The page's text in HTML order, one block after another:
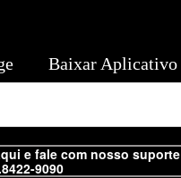
e fale com nosso suporte
9090
Baixar Aplicativo